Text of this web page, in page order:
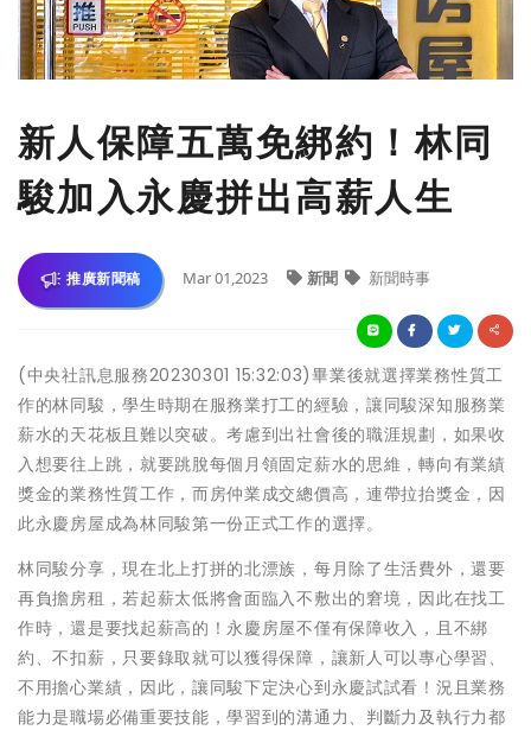
新人保障五萬免綁約！林同
駿加入永慶拼出高薪人生
推廣新聞稿 Mar 01,2023 新聞 新聞時事
(中央社訊息服務20230301 15:32:03)畢業後就選擇業務性質工
作的林同駿，學生時期在服務業打工的經驗，讓同駿深知服務業
薪水的天花板且難以突破。考慮到出社會後的職涯規劃，如果收
入想要往上跳，就要跳脫每個月領固定薪水的思維，轉向有業績
獎金的業務性質工作，而房仲業成交總價高，連帶拉抬獎金，因
此永慶房屋成為林同駿第一份正式工作的選擇。
林同駿分享，現在北上打拼的北漂族，每月除了生活費外，還要
再負擔房租，若起薪太低將會面臨入不敷出的窘境，因此在找工
作時，還是要找起薪高的！永慶房屋不僅有保障收入，且不綁
約、不扣薪，只要錄取就可以獲得保障，讓新人可以專心學習、
不用擔心業績，因此，讓同駿下定決心到永慶試試看！況且業務
能力是職場必備重要技能，學習到的溝通力、判斷力及執行力都